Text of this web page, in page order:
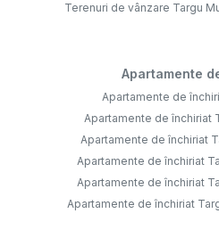
Terenuri de vânzare Targu
Apartamente
Apartamente de
Apartamente de închiriat
Apartamente de închiriat
Apartamente de închiriat
Apartamente de închiriat
Apartamente de închiriat